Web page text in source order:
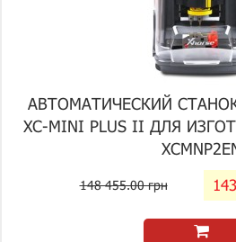
АВТОМАТИЧЕСКИЙ СТАНОК
XC-MINI PLUS II ДЛЯ
148 455.00 грн